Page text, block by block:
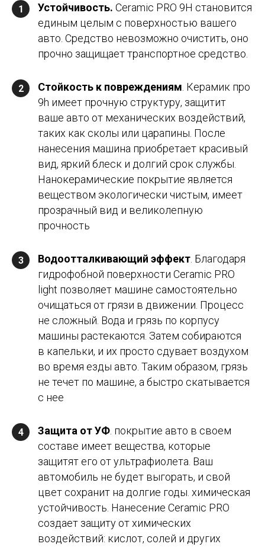
1 Устойчивость. Ceramic PRO 9H становится
единым целым с поверхностью вашего
авто. Средство невозможно очистить, оно
прочно защищает транспортное средство.
2 Стойкость к повреждениям . Керамик про
9h имеет прочную структуру, защитит
ваше авто от механических воздействий,
таких как сколы или царапины. После
нанесения машина приобретает красивый
вид, яркий блеск и долгий срок службы.
Нанокерамические покрытие является
веществом экологически чистым, имеет
прозрачный вид и великолепную
прочность
3 Водоотталкивающий эффект . Благодаря
гидрофобной поверхности Ceramic PRO
light позволяет машине самостоятельно
очищаться от грязи в движении. Процесс
не сложный. Вода и грязь по корпусу
машины растекаются. Затем собираются
в капельки, и их просто сдувает воздухом
во время езды авто. Таким образом, грязь
не течет по машине, а быстро скатывается
с нее
4 Защита от УФ . покрытие авто в своем
составе имеет вещества, которые
защитят его от ультрафиолета. Ваш
автомобиль не будет выгорать, и свой
цвет сохранит на долгие годы. химическая
устойчивость. Нанесение Ceramic PRO
создает защиту от химических
воздействий: кислот, солей и других